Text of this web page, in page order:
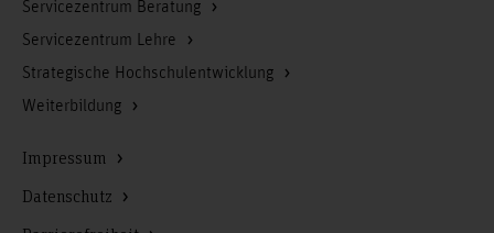
Servicezentrum Beratung
Servicezentrum Lehre
Strategische Hochschulentwicklung
Weiterbildung
Impressum
Datenschutz